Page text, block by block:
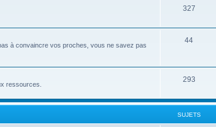
327
à convaincre vos proches, vous ne savez pas
44
ressources.
293
SUJETS